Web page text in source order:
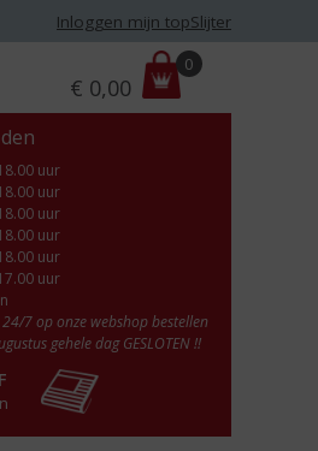
Inloggen mijn topSlijter
r
i
€ 0,00
0
uur
uur
uur
uur
uur
uur
7 op onze webshop bestellen
gehele dag GESLOTEN !!